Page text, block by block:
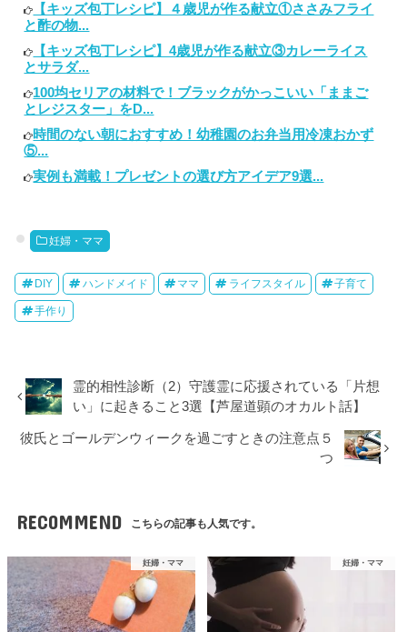
【キッズ包丁レシピ】４歳児が作る献立①ささみフライ
と酢の物...
【キッズ包丁レシピ】4歳児が作る献立③カレーライス
とサラダ...
100均セリアの材料で！ブラックがかっこいい「ままご
とレジスター」をD...
時間のない朝におすすめ！幼稚園のお弁当用冷凍おかず
⑤...
実例も満載！プレゼントの選び方アイデア9選...
妊婦・ママ
DIY ハンドメイド ママ ライフスタイル 子育て
手作り
霊的相性診断（2）守護霊に応援されている「片想
い」に起きること3選【芦屋道顕のオカルト話】
彼氏とゴールデンウィークを過ごすときの注意点５
つ
RECOMMEND こちらの記事も人気です。
妊婦・ママ 妊婦・ママ